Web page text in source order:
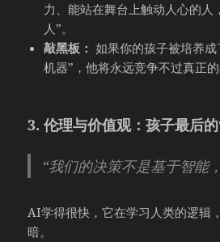
力、能站在舞台上触动人心的人
人”。
敲黑板： 如果你的孩子被培养
机器”，他将永远竞争不过真正的
3. 伦理与价值观：孩子最后
“我们的决策不是基于智能
AI学得很快，它在学习人类的逻辑
暗。